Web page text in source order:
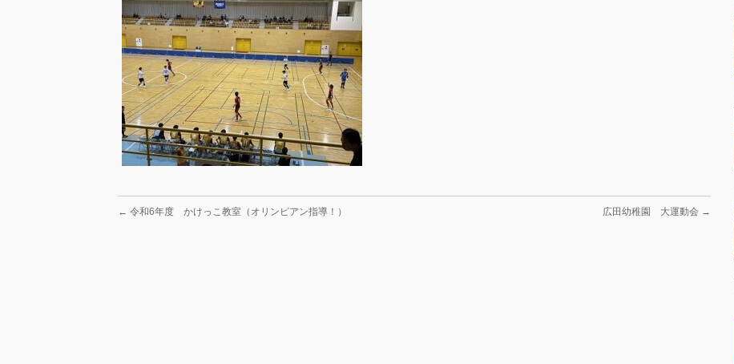
← 令和6年度 かけっこ教室（オリンピアン指導！） 広田幼稚園 大運動会 →